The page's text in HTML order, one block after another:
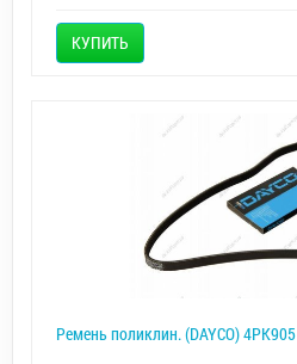
КУПИТЬ
Ремень поликлин. (DAYCO) 4PK905